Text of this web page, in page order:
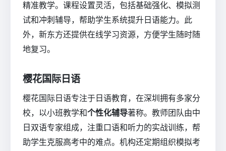
精准教学。课程设置灵活，包括基础强化、模拟测
试和冲刺辅导，帮助学生系统提升日语能力。此
外，新东方还提供在线学习资源，方便学生随时随
地复习。
樱花国际日语
樱花国际日语专注于日语教育，在深圳拥有多家分
校，以小班教学和个性化辅导著称。教师团队由中
日双语专家组成，注重口语和听力的实战训练，帮
助学生克服高考中的难点。机构还定期组织模拟考